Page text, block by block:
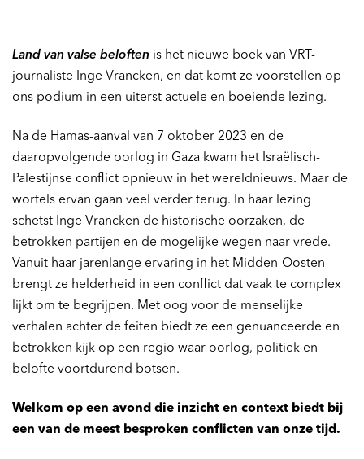
Land van valse beloften is het nieuwe boek van VRT-
journaliste Inge Vrancken, en dat komt ze voorstellen op
ons podium in een uiterst actuele en boeiende lezing.
Na de Hamas-aanval van 7 oktober 2023 en de
daaropvolgende oorlog in Gaza kwam het Israëlisch-
Palestijnse conflict opnieuw in het wereldnieuws. Maar de
wortels ervan gaan veel verder terug. In haar lezing
schetst Inge Vrancken de historische oorzaken, de
betrokken partijen en de mogelijke wegen naar vrede.
Vanuit haar jarenlange ervaring in het Midden-Oosten
brengt ze helderheid in een conflict dat vaak te complex
lijkt om te begrijpen. Met oog voor de menselijke
verhalen achter de feiten biedt ze een genuanceerde en
betrokken kijk op een regio waar oorlog, politiek en
belofte voortdurend botsen.
Welkom op een avond die inzicht en context biedt bij
een van de meest besproken conflicten van onze tijd.